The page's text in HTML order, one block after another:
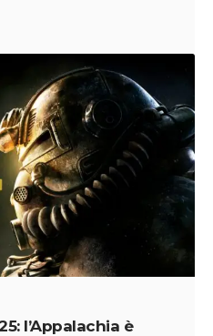
l’Appalachia è